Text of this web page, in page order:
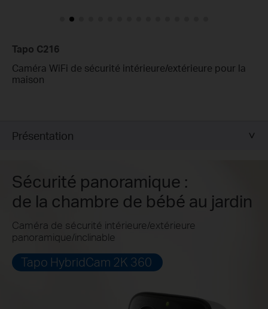
Tapo C216
Caméra WiFi de sécurité intérieure/extérieure pour la
maison
Présentation
Sécurité panoramique :
de la chambre de bébé au jardin
Caméra de sécurité intérieure/extérieure
panoramique/inclinable
Tapo HybridCam 2K 360